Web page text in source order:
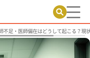
不足・医師偏在はどうして起こる？現